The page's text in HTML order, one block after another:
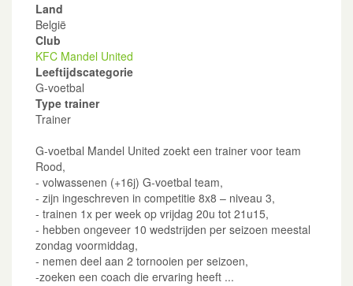
Land
België
Club
KFC Mandel United
Leeftijdscategorie
G-voetbal
Type trainer
Trainer
G-voetbal Mandel United zoekt een trainer voor team
Rood,
- volwassenen (+16j) G-voetbal team,
- zijn ingeschreven in competitie 8x8 – niveau 3,
- trainen 1x per week op vrijdag 20u tot 21u15,
- hebben ongeveer 10 wedstrijden per seizoen meestal
zondag voormiddag,
- nemen deel aan 2 tornooien per seizoen,
-zoeken een coach die ervaring heeft ...